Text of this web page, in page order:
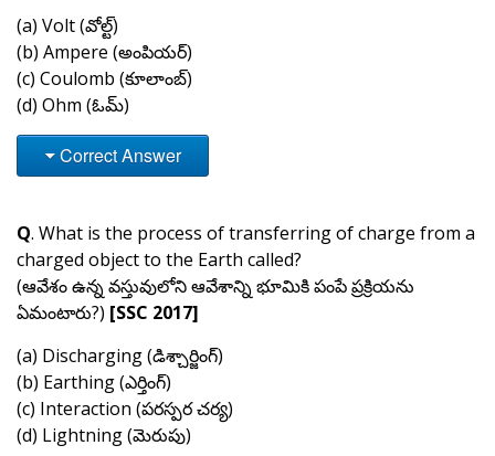
(a) Volt (వోల్ట్)
(b) Ampere (అంపియర్)
(c) Coulomb (కూలాంబ్)
(d) Ohm (ఓమ్)
Correct Answer
Q. What is the process of transferring of charge from a
charged object to the Earth called?
(ఆవేశం ఉన్న వస్తువులోని ఆవేశాన్ని భూమికి పంపే ప్రక్రియను
ఏమంటారు?) [SSC 2017]
(a) Discharging (డిశ్చార్జింగ్)
(b) Earthing (ఎర్తింగ్)
(c) Interaction (పరస్పర చర్య)
(d) Lightning (మెరుపు)